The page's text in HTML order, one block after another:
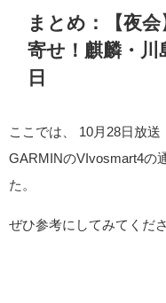
まとめ：【夜
寄せ！麒麟・
日
ここでは、 10月28日放
GARMINのVIvosmart4の
た。
ぜひ参考にしてみてくだ